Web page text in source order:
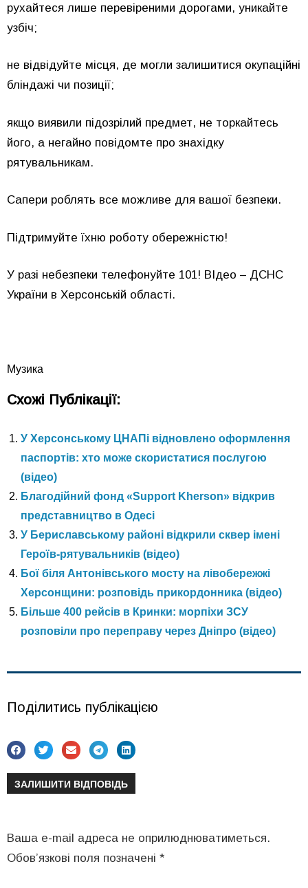
рухайтеся лише перевіреними дорогами, уникайте
узбіч;
не відвідуйте місця, де могли залишитися окупаційні
бліндажі чи позиції;
якщо виявили підозрілий предмет, не торкайтесь
його, а негайно повідомте про знахідку
рятувальникам.
Сапери роблять все можливе для вашої безпеки.
Підтримуйте їхню роботу обережністю!
У разі небезпеки телефонуйте 101! ВІдео – ДСНС
України в Херсонській області.
Музика
Схожі Публікації:
У Херсонському ЦНАПі відновлено оформлення
паспортів: хто може скористатися послугою
(відео)
Благодійний фонд «Support Kherson» відкрив
представництво в Одесі
У Бериславському районі відкрили сквер імені
Героїв-рятувальників (відео)
Бої біля Антонівського мосту на лівобережжі
Херсонщини: розповідь прикордонника (відео)
Більше 400 рейсів в Кринки: морпіхи ЗСУ
розповіли про переправу через Дніпро (відео)
Поділитись публікацією
ЗАЛИШИТИ ВІДПОВІДЬ
Ваша e-mail адреса не оприлюднюватиметься.
Обов’язкові поля позначені *